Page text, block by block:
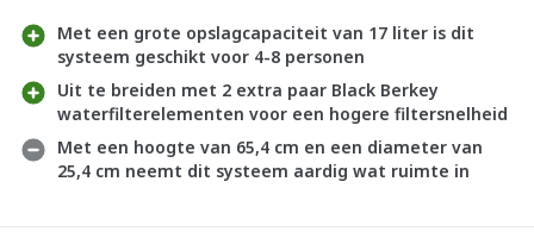
Met een grote opslagcapaciteit van 17 liter is dit
systeem geschikt voor 4-8 personen
Uit te breiden met 2 extra paar Black Berkey
waterfilterelementen voor een hogere filtersnelheid
Met een hoogte van 65,4 cm en een diameter van
25,4 cm neemt dit systeem aardig wat ruimte in